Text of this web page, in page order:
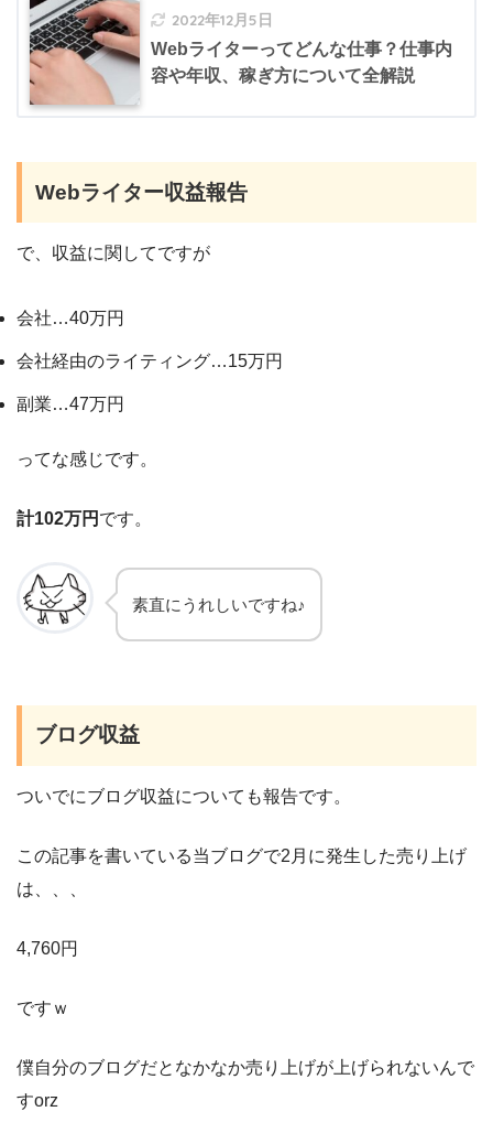
2022年12月5日
Webライターってどんな仕事？仕事内
容や年収、稼ぎ方について全解説
Webライター収益報告
で、収益に関してですが
会社…40万円
会社経由のライティング…15万円
副業…47万円
ってな感じです。
計102万円 です。
素直にうれしいですね♪
ブログ収益
ついでにブログ収益についても報告です。
この記事を書いている当ブログで2月に発生した売り上げ
は、、、
4,760円
ですｗ
僕自分のブログだとなかなか売り上げが上げられないんで
すorz